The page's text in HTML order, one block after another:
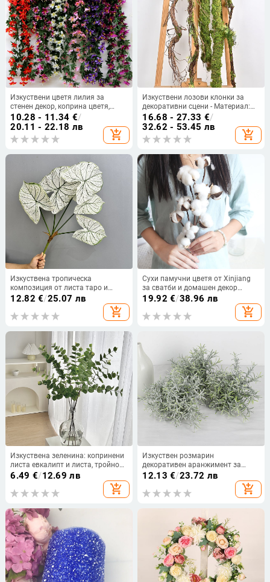
Изкуствени цветя лилия за
стенен декор, коприна цветя,
висящи лози с орхидея
10.28 - 11.34 €/
20.11 - 22.18 лв
add_shopping_cart
Изкуствени лозови клонки за
декоративни сцени - Материал:
пластмаса; Вид: ратан; Употреба:
сватби, открити пространства,
фотореквизит, домашна
декорация
16.68 - 27.33 €/
32.62 - 53.45 лв
add_shopping_cart
Изкуствена тропическа
композиция от листа таро и
бегония — East Hui, пластмасов
материал и копринени цветя,
изработка 19037836944, вид
реквизити за снимки и домашно
декориране.
12.82 €/25.07 лв
add_shopping_cart
Сухи памучни цветя от Xinjiang
за сватби и домашен декор
(Марка: Other; Материал: Сушени
19.92 €/38.96 лв
add_shopping_cart
Изкуствена зеленина: копринени
листа евкалипт и листа, тройно
разклонено растение, за
сватбена украса и декор за дом и
фотосесии, височина 30–100 cm
6.49 €/12.69 лв
add_shopping_cart
Изкуствен розмарин
декоративен аранжимент за
сватби и домашен декор;
материал пластмаса; изработка:
оформяне; модел SN-507-11;
12.13 €/23.72 лв
add_shopping_cart